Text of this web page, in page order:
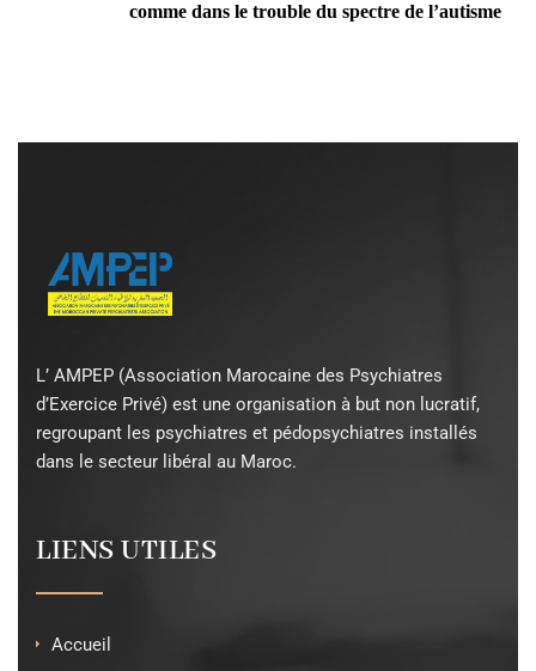
comme dans le trouble du spectre de l’autisme
L’ AMPEP (Association Marocaine des Psychiatres
d’Exercice Privé) est une organisation à but non lucratif,
regroupant les psychiatres et pédopsychiatres installés
dans le secteur libéral au Maroc.
LIENS UTILES
Accueil